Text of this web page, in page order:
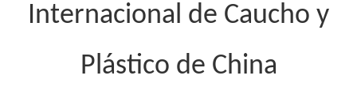
Internacional de Caucho y
Plástico de China